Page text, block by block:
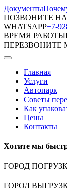
Документы
ПОЗВОНИТЕ
WHATSAPP+7-
ВРЕМЯ РАБОТЫ
ПЕРЕЗВОНИТЕ
Главная
Услуги
Автопарк
Советы
Как
Цены
Контакты
Хотите мы
ГОРОД
ГОРОД